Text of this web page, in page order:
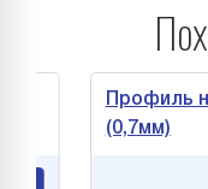
Профиль
(0,7мм)